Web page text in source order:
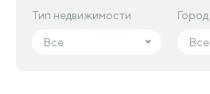
Тип недвижимости
Все
Город
Все
Тип недвижимости
Все
Город
Все